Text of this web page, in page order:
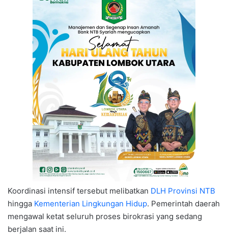
Koordinasi intensif tersebut melibatkan DLH Provinsi NTB
hingga Kementerian Lingkungan Hidup. Pemerintah daerah
mengawal ketat seluruh proses birokrasi yang sedang
berjalan saat ini.